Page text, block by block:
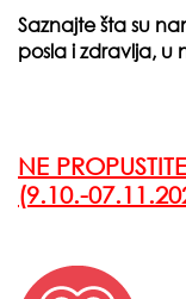
Saznajte šta su
posla i zdravlja, u
NE
(9.10.-